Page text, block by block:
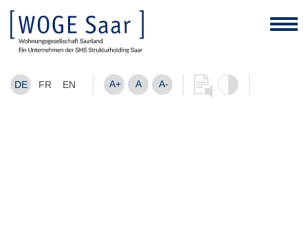
DE FR EN A+ A A-